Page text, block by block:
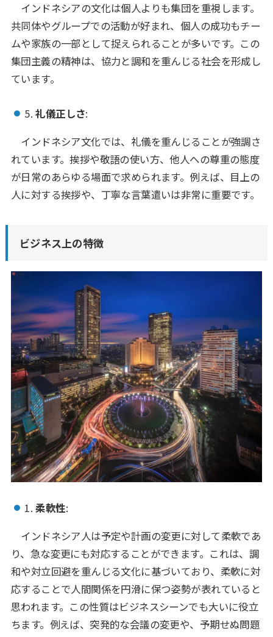
インドネシアの文化は個人よりも集団を重視します。
共同体やグループでの活動が好まれ、個人の成功もチー
ムや家族の一部として捉えられることが多いです。この
集団主義の精神は、協力と調和を重んじる社会を形成し
ています。
5.礼儀正しさ:
インドネシア文化では、礼儀を重んじることが強調さ
れています。挨拶や敬語の使い方、他人への尊重の態度
が日常のあらゆる場面で求められます。例えば、目上の
人に対する挨拶や、丁寧な言葉遣いは非常に重要です。
ビジネス上の特徴
1.柔軟性:
インドネシア人は予定や計画の変更に対して柔軟であ
り、急な変更にも対応することができます。これは、調
和や対立回避を重んじる文化に基づいており、柔軟に対
応することで人間関係を円滑に保つ姿勢が表れていると
思われます。この性質はビジネスシーンでも大いに役立
ちます。例えば、突発的な会議の変更や、予期せぬ問題